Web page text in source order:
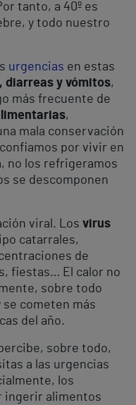
tanto, a 40º es
y todo nuestro
urgencias en estas
y vómitos,
más frecuente de
,
mala conservación
por vivir en
no los refrigeramos
se descomponen
viral. Los virus
catarrales,
de
fiestas… El calor no
sobre todo
cometen más
del año.
sobre todo,
a las urgencias
los
ingerir alimentos